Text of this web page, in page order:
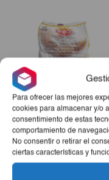
Para ofrecer las mejores
cookies para almacenar y/o
consentimiento de estas
comportamiento de
No consentir o retirar el
ciertas características y
Pechuga De Pollo Sin
Y Sin Hueso Bolsa
€13,55